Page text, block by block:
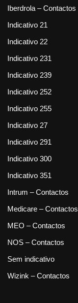
Iberdrola – Contactos
Indicativo 21
Indicativo 22
Indicativo 231
Indicativo 239
Indicativo 252
Indicativo 255
Indicativo 27
Indicativo 291
Indicativo 300
Indicativo 351
Intrum – Contactos
Medicare – Contactos
MEO – Contactos
NOS – Contactos
Sem indicativo
Wizink – Contactos